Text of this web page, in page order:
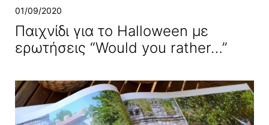
01/09/2020
Παιχνίδι για το Halloween με
ερωτήσεις “Would you rather…”